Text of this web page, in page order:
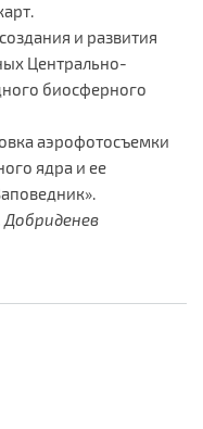
и развития
Центрально-
биосферного
аэрофотосъемки
ядра и ее